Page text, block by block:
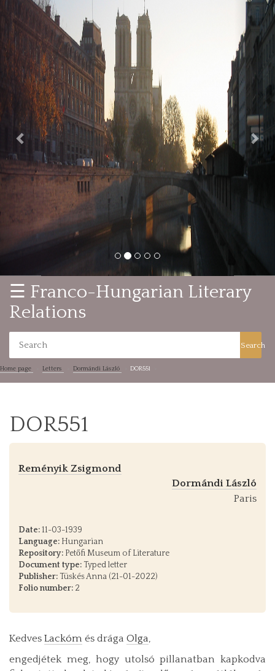
Previous
☰ Franco-Hungarian Literary
Relations
Search
Home page Letters Dormándi László DOR551
DOR551
Reményik Zsigmond
Dormándi László
Paris
Date:11-03-1939
Language: Hungarian
Repository: Petőfi Museum of Literature
Document type: Typed letter
Publisher: Tüskés Anna (21-01-2022)
Folio number: 2
Kedves Lackóm és drága Olga,
engedjétek meg, hogy utolsó pillanatban kapkodva